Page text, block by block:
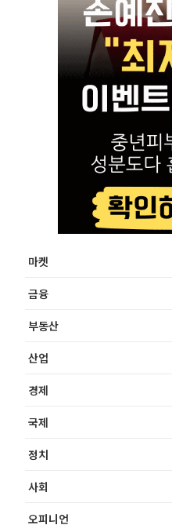
마켓
금융
부동산
산업
경제
국제
정치
사회
오피니언